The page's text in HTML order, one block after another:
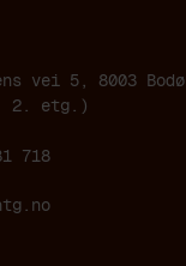
vei 5, 8003 Bodø
2. etg.)
718